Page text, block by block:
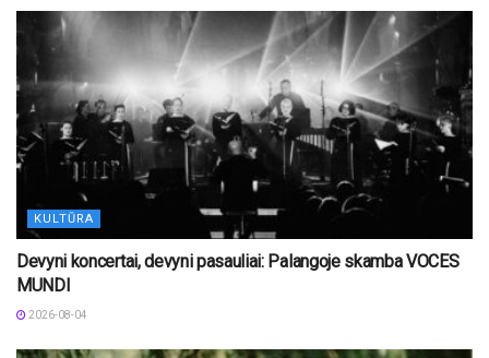
KULTŪRA
Devyni koncertai, devyni pasauliai: Palangoje skamba VOCES
MUNDI
2026-08-04